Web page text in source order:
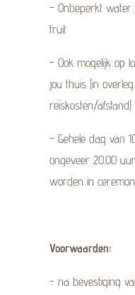
- Onbeperkt
fruit
- Ook mogelijk op
jou thuis (in
reiskosten/afstand)
- Gehele dag van
ongeveer 20.00
worden in
Voorwaarden:
- na bevestiging